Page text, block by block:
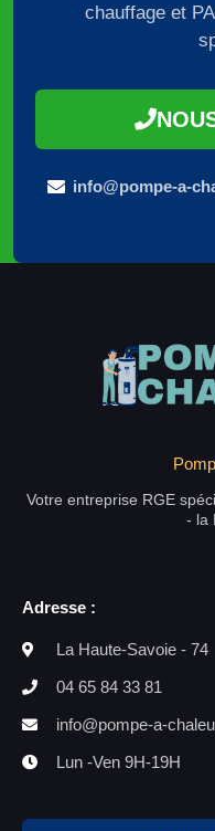
chauffage et
info@pompe-a-
Votre entreprise RGE
- la
Adresse :
La Haute-Savoie - 74
04 65 84 33 81
info@pompe-a-
Lun -Ven 9H-19H